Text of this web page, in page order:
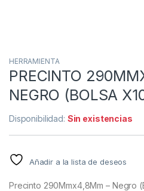
HERRAMIENTA
PRECINTO
NEGRO (BOLSA
Disponibilidad: Sin existencias
Añadir a la lista de deseos
Precinto 290Mmx4,8Mm – Negro